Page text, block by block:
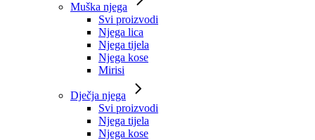
Muška njega
Svi proizvodi
Njega lica
Njega tijela
Njega kose
Mirisi
Dječja njega
Svi proizvodi
Njega tijela
Njega kose